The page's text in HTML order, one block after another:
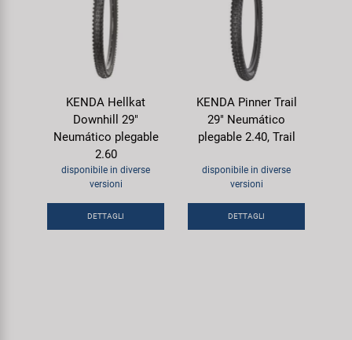
KENDA Hellkat
Downhill 29"
Neumático plegable
2.60
disponibile in diverse
versioni
DETTAGLI
KENDA Pinner Trail
29" Neumático
plegable 2.40, Trail
disponibile in diverse
versioni
DETTAGLI